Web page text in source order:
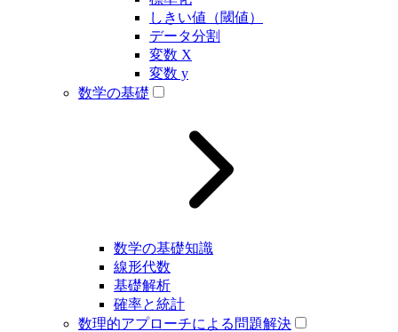
しきい値（閾値）
データ分割
変数 X
変数 y
数学の基礎
数学の基礎知識
線形代数
基礎解析
確率と統計
数理的アプローチによる問題解決